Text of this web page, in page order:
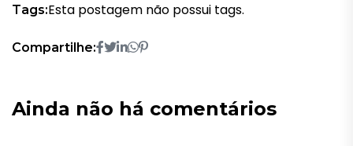
Tags:Esta postagem não possui tags.
Compartilhe:
Ainda não há comentários